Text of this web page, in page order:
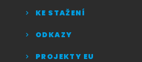
KE STAŽENÍ
ODKAZY
PROJEKTY EU